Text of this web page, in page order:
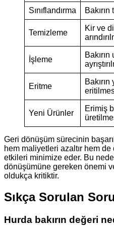
Sınıflandırma
Temizleme
Kir ve
İşleme
Eritme
Yeni Ürünler
Erimiş
Geri dönüşüm sürecinin
hem maliyetleri azaltır hem
etkileri minimize eder. Bu
dönüşümüne gereken önemi
oldukça kritiktir.
Sıkça Sorulan
Hurda bakırın değeri